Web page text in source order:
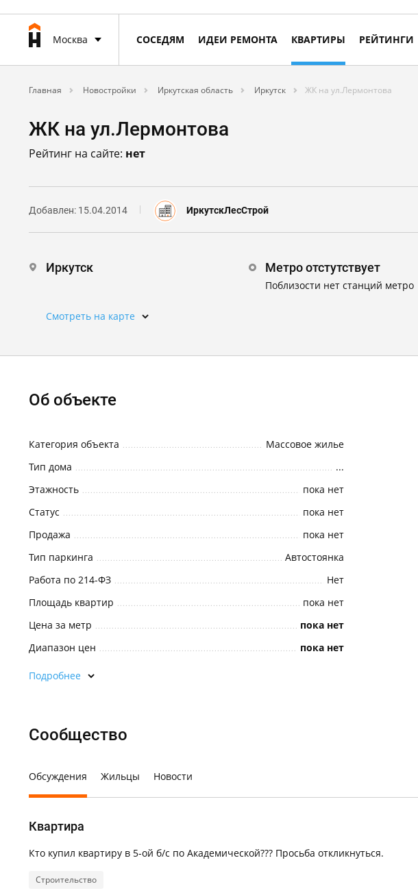
Москва СОСЕДЯМ ИДЕИ РЕМОНТА КВАРТИРЫ РЕЙТИНГИ
Главная Новостройки Иркутская область Иркутск ЖК на ул.Лермонтова
ЖК на ул.Лермонтова
Рейтинг на сайте: нет
Добавлен: 15.04.2014 ИркутскЛесСтрой
Иркутск Метро отстутствует
Поблизости нет станций метро
Смотреть на карте
Об объекте
Категория объекта
Массовое жилье
Тип дома
...
Этажность
пока нет
Статус
пока нет
Продажа
пока нет
Тип паркинга
Автостоянка
Работа по 214-ФЗ
Нет
Площадь квартир
пока нет
Цена за метр
пока нет
Диапазон цен
пока нет
Подробнее
Сообщество
Обсуждения Жильцы Новости
Квартира
Кто купил квартиру в 5-ой б/с по Академической??? Просьба откликнуться.
Строительство